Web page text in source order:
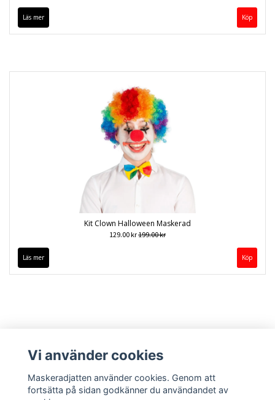
Läs mer
Kit Clown Halloween Maskerad
129.00 kr199.00 kr
Läs mer
Vi använder cookies
Maskeradjatten använder cookies. Genom att
fortsätta på sidan godkänner du användandet av